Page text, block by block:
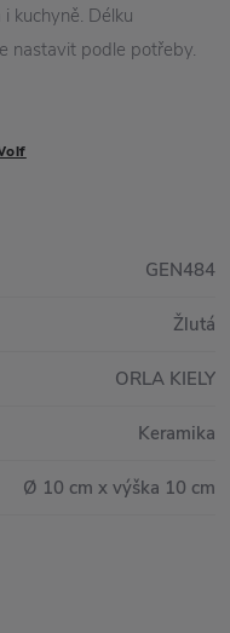
kuchyně. Délku
nastavit podle potřeby.
GEN484
Žlutá
ORLA KIELY
Keramika
Ø 10 cm x výška 10 cm